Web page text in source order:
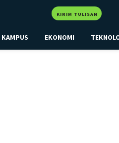
KIRIM TULISAN
KAMPUS EKONOMI